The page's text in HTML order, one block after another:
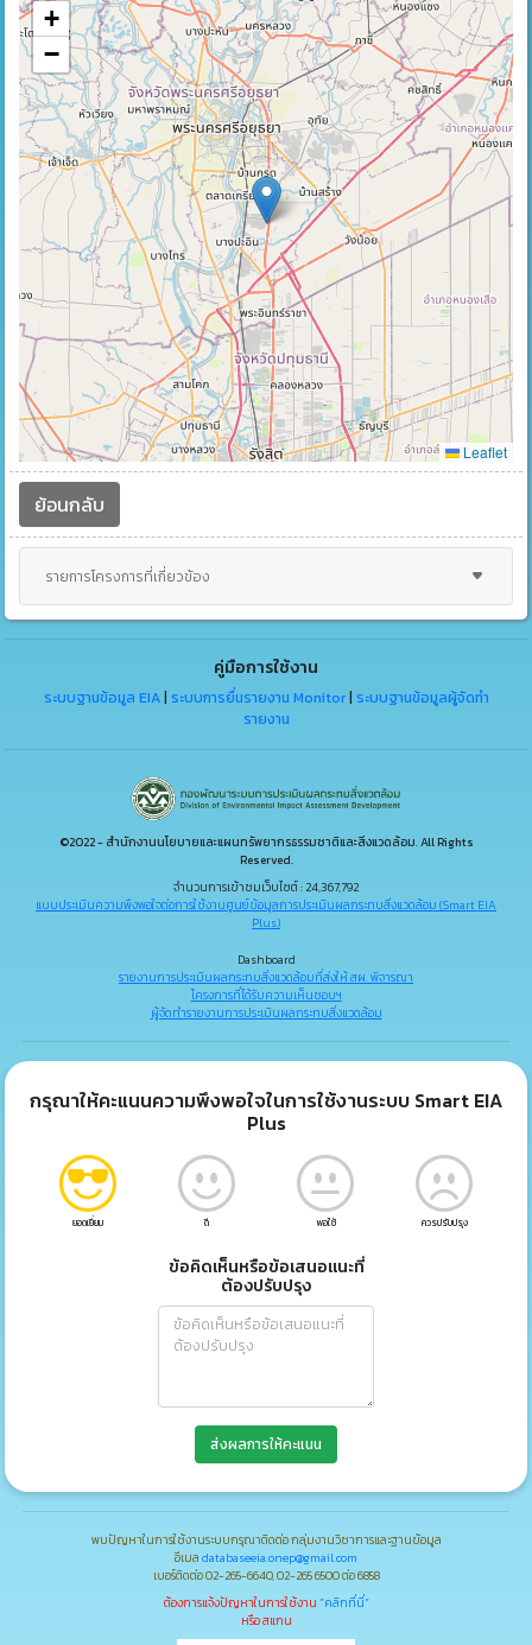
+
−
Leaflet
ย้อนกลับ
รายการโครงการที่เกี่ยวข้อง
คู่มือการใช้งาน
ระบบฐานข้อมูล EIA| ระบบการยื่นรายงาน Monitor| ระบบฐานข้อมูลผู้จัดทำ
รายงาน
©2022 - สำนักงานนโยบายและแผนทรัพยากรธรรมชาติและสิ่งแวดล้อม. All Rights
Reserved.
จำนวนการเข้าชมเว็บไซต์ : 24,367,792
แบบประเมินความพึงพอใจต่อการใช้งานศูนย์ข้อมูลการประเมินผลกระทบสิ่งแวดล้อม (Smart EIA
Plus)
Dashboard
รายงานการประเมินผลกระทบสิ่งแวดล้อมที่ส่งให้ สผ. พิจารณา
โครงการที่ได้รับความเห็นชอบฯ
ผู้จัดทำรายงานการประเมินผลกระทบสิ่งแวดล้อม
กรุณาให้คะแนนความพึงพอใจในการใช้งานระบบ Smart EIA
Plus
ยอดเยี่ยม ดี พอใช้ ควรปรับปรุง
ข้อคิดเห็นหรือข้อเสนอแนะที่
ต้องปรับปรุง
ส่งผลการให้คะแนน
พบปัญหาในการใช้งานระบบกรุณาติดต่อ กลุ่มงานวิชาการและฐานข้อมูล
อีเมล databaseeia.onep@gmail.com
เบอร์ติดต่อ 02-265-6640, 02-265 6500 ต่อ 6858
ต้องการแจ้งปัญหาในการใช้งาน "คลิกที่นี่"
หรือ สแกน